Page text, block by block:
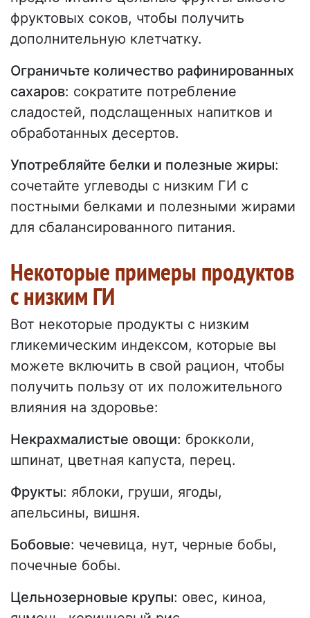
фруктовых соков, чтобы получить
дополнительную клетчатку.
Ограничьте количество рафинированных
сахаров: сократите потребление
сладостей, подслащенных напитков и
обработанных десертов.
Употребляйте белки и полезные жиры:
сочетайте углеводы с низким ГИ с
постными белками и полезными жирами
для сбалансированного питания.
Некоторые примеры продуктов
с низким ГИ
Вот некоторые продукты с низким
гликемическим индексом, которые вы
можете включить в свой рацион, чтобы
получить пользу от их положительного
влияния на здоровье:
Некрахмалистые овощи: брокколи,
шпинат, цветная капуста, перец.
Фрукты: яблоки, груши, ягоды,
апельсины, вишня.
Бобовые: чечевица, нут, черные бобы,
почечные бобы.
Цельнозерновые крупы: овес, киноа,